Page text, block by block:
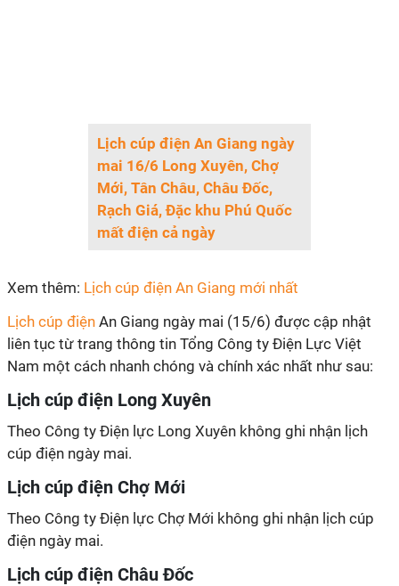
Lịch cúp điện An Giang ngày
mai 16/6 Long Xuyên, Chợ
Mới, Tân Châu, Châu Đốc,
Rạch Giá, Đặc khu Phú Quốc
mất điện cả ngày
Xem thêm: Lịch cúp điện An Giang mới nhất
Lịch cúp điện An Giang ngày mai (15/6) được cập nhật
liên tục từ trang thông tin Tổng Công ty Điện Lực Việt
Nam một cách nhanh chóng và chính xác nhất như sau:
Lịch cúp điện Long Xuyên
Theo Công ty Điện lực Long Xuyên không ghi nhận lịch
cúp điện ngày mai.
Lịch cúp điện Chợ Mới
Theo Công ty Điện lực Chợ Mới không ghi nhận lịch cúp
điện ngày mai.
Lịch cúp điện Châu Đốc